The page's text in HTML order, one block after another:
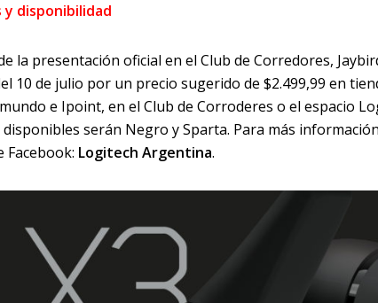
y disponibilidad
la presentación oficial en el Club de Corredores,
10 de julio por un precio sugerido de $2.499,99 en
e Ipoint, en el Club de Corroderes o el espacio
serán Negro y Sparta. Para más
Facebook: Logitech Argentina.